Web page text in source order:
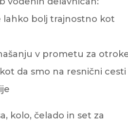
lahko bolj trajnostno kot
v prometu za
da smo na resnični cesti
kolo, čelado in set za